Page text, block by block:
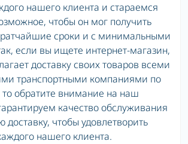
нашего клиента и стараемся
чтобы он мог получить
сроки и с минимальными
если вы ищете интернет-магазин,
доставку своих товаров всеми
транспортными компаниями по
обратите внимание на наш
качество обслуживания
доставку, чтобы удовлетворить
нашего клиента.